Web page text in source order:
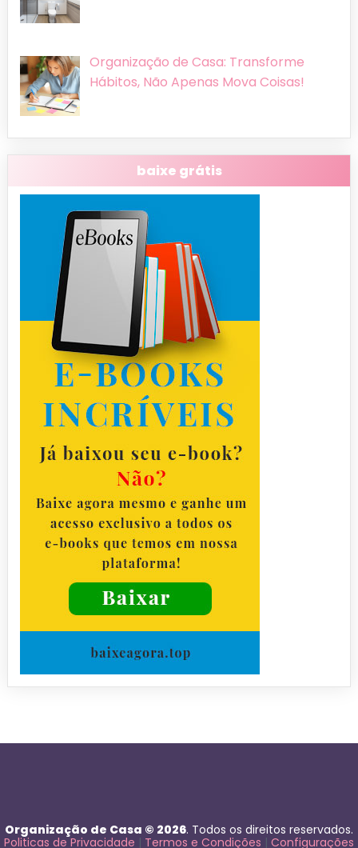
Organização de Casa: Transforme
Hábitos, Não Apenas Mova Coisas!
baixe grátis
Organização de Casa © 2026. Todos os direitos reservados.
Politicas de Privacidade | Termos e Condições | Configurações